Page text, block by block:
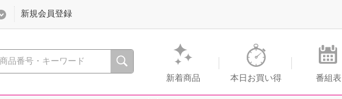
心おどる、瞬間を。通販・テレビショッピングのショップチャンネル
新着商品 本日お買い得 番組表
新規会員登録